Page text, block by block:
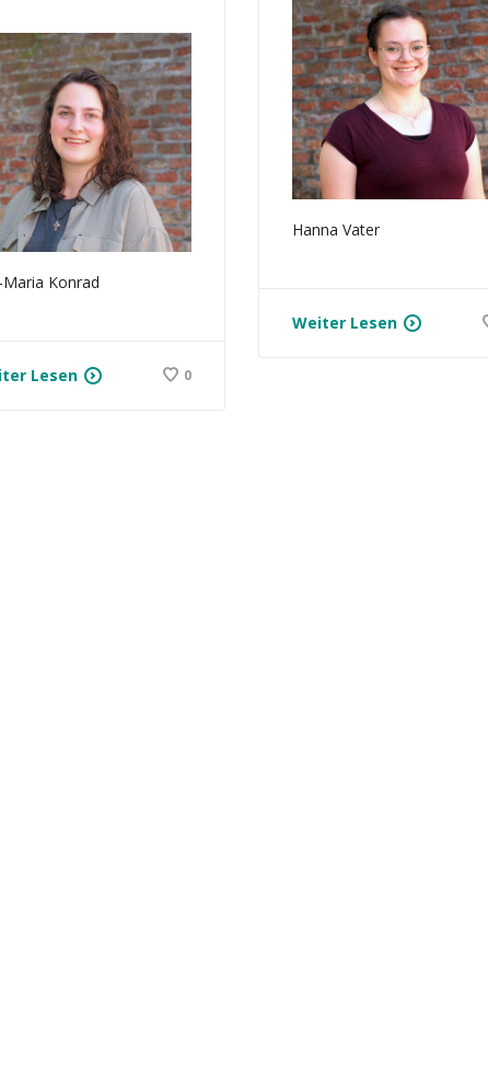
Hanna Vater
Weiter Lesen
Maria Konrad
Lesen 0